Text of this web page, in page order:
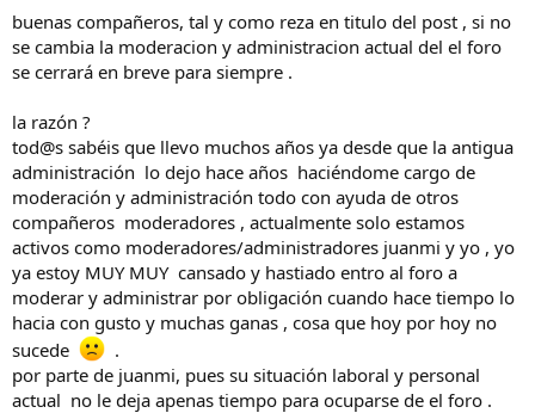
d
e
e
m
a
i
c
i
buenas compañeros, tal y como reza en titulo del post , si no
se cambia la moderacion y administracion actual del el foro
se cerrará en breve para siempre .
la razón ?
tod@s sabéis que llevo muchos años ya desde que la antigua
administración lo dejo hace años haciéndome cargo de
moderación y administración todo con ayuda de otros
compañeros moderadores , actualmente solo estamos
activos como moderadores/administradores juanmi y yo , yo
ya estoy MUY MUY cansado y hastiado entro al foro a
moderar y administrar por obligación cuando hace tiempo lo
hacia con gusto y muchas ganas , cosa que hoy por hoy no
sucede
.
por parte de juanmi, pues su situación laboral y personal
actual no le deja apenas tiempo para ocuparse de el foro .